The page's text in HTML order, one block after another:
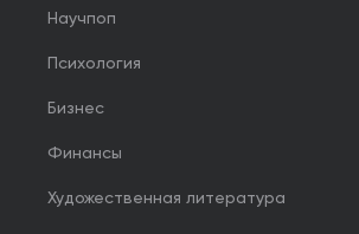
Научпоп
Психология
Бизнес
Финансы
Художественная литература